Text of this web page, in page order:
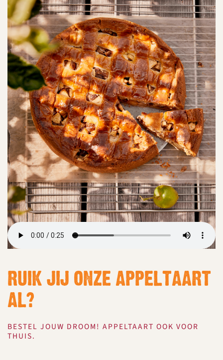
RUIK JIJ ONZE APPELTAART
AL?
BESTEL JOUW DROOM! APPELTAART OOK VOOR
THUIS.